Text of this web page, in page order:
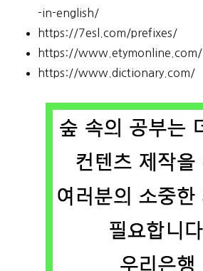
-in-english/
https://7esl.com/prefixes/
https://www.etymonline.com/
https://www.dictionary.com/